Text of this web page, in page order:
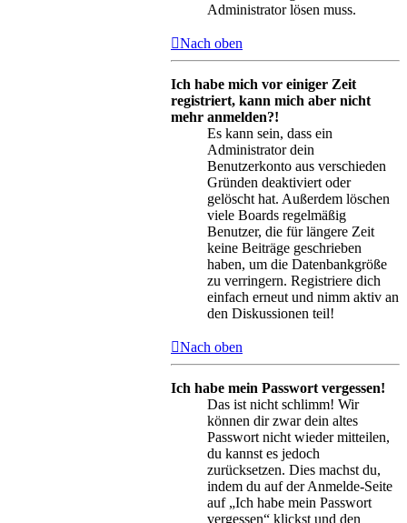
Administrator lösen muss.
Nach oben
Ich habe mich vor einiger Zeit
registriert, kann mich aber nicht
mehr anmelden?!
Es kann sein, dass ein
Administrator dein
Benutzerkonto aus verschieden
Gründen deaktiviert oder
gelöscht hat. Außerdem löschen
viele Boards regelmäßig
Benutzer, die für längere Zeit
keine Beiträge geschrieben
haben, um die Datenbankgröße
zu verringern. Registriere dich
einfach erneut und nimm aktiv an
den Diskussionen teil!
Nach oben
Ich habe mein Passwort vergessen!
Das ist nicht schlimm! Wir
können dir zwar dein altes
Passwort nicht wieder mitteilen,
du kannst es jedoch
zurücksetzen. Dies machst du,
indem du auf der Anmelde-Seite
auf „Ich habe mein Passwort
vergessen“ klickst und den